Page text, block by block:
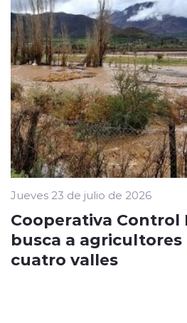
Jueves 23 de julio de 2026
Cooperativa Control
busca a agricultores
cuatro valles